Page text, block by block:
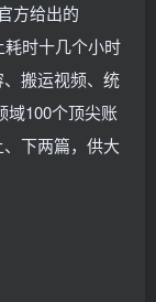
方给出的
耗时十几个小时
搬运视频、统
域100个顶尖账
下两篇，供大